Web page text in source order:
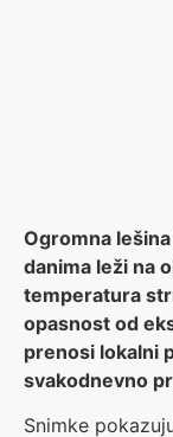
Ogromna
danima leži na
temperatura
opasnost od
prenosi lokalni
svakodnevno
Snimke